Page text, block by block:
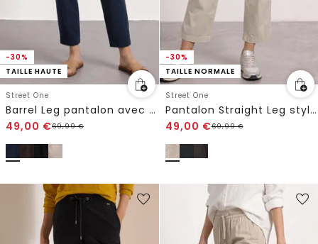
-30%
TAILLE HAUTE
Street One
Barrel Leg pantalon avec détail de boucle
49,00 €69,99€
-30%
TAILLE NORMALE
Street One
Pantalon Straight Leg style cargo
49,00 €69,99€